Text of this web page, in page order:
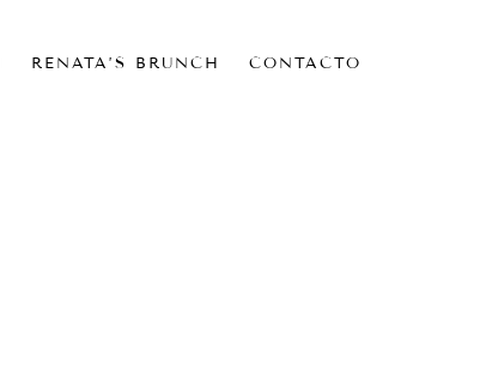
RENATA’S BRUNCH CONTACTO